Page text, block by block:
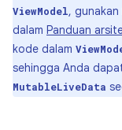
ViewModel, gunakan
dalam Panduan
kode dalam
sehingga Anda
MutableLiveData